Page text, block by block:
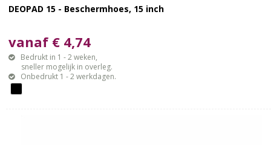
DEOPAD 15 - Beschermhoes, 15 inch
vanaf € 4,74
Bedrukt in 1 - 2 weken,
sneller mogelijk in overleg.
Onbedrukt 1 - 2 werkdagen.